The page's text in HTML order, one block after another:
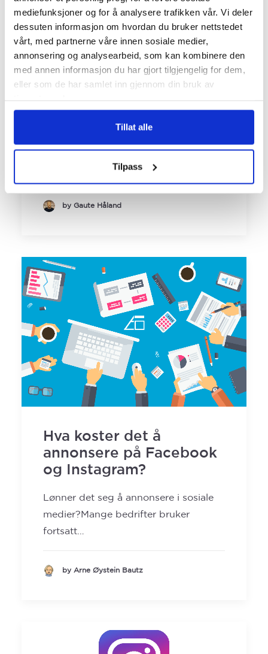
mediefunksjoner og for å analysere trafikken vår. Vi deler
dessuten informasjon om hvordan du bruker nettstedet
vårt, med partnerne våre innen sosiale medier,
annonsering og analysearbeid, som kan kombinere den
med annen informasjon du har gjort tilgjengelig for dem,
eller som de har samlet inn gjennom din bruk av
Tillat alle
Tilpass
markedsføring?
Hva er digital markedsføring? Det er
et godt spørsmål. For hva er egentlig…
by Gaute Håland
Hva koster det å
annonsere på Facebook
og Instagram?
Lønner det seg å annonsere i sosiale
medier?Mange bedrifter bruker
fortsatt…
by Arne Øystein Bautz